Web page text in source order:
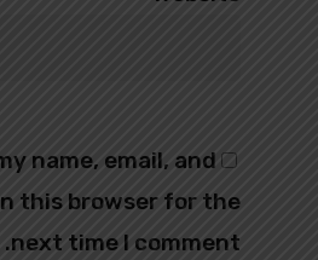
name, email, and
this browser for the
next time I comment.